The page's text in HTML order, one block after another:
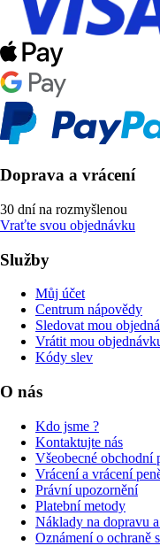
Doprava a vrácení
30 dní na rozmyšlenou
Vraťte svou objednávku
Služby
Můj účet
Centrum nápovědy
Sledovat mou
Vrátit mou
Kódy slev
O nás
Kdo jsme ?
Kontaktujte nás
Všeobecné obchodní
Vrácení a vrácení
Právní upozornění
Platební metody
Náklady na dopravu
Oznámení o ochraně